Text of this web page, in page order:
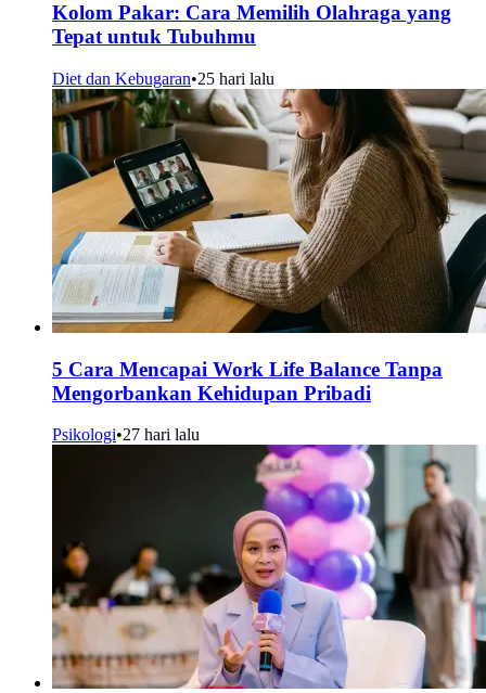
Kolom Pakar: Cara Memilih Olahraga yang
Tepat untuk Tubuhmu
Diet dan Kebugaran•25 hari lalu
5 Cara Mencapai Work Life Balance Tanpa
Mengorbankan Kehidupan Pribadi
Psikologi•27 hari lalu